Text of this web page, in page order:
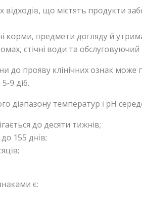
відходів, що містять продукти
корми, предмети догляду й
стічні води та обслуговуючий
до прояву клінічних ознак може
9 діб.
діапазону температур і рН
до десяти тижнів;
155 днів;
є: